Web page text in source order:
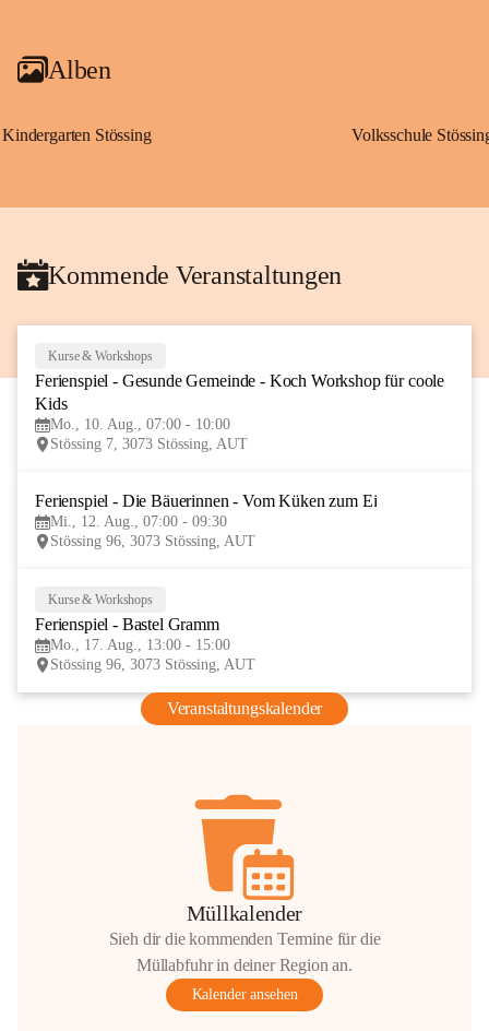
Alben
Kindergarten Stössing Volksschule
Kommende Veranstaltungen
AUG
Kurse & Workshops
Ferienspiel - Gesunde Gemeinde - Koch Workshop für coole
Kids
Mo., 10. Aug., 07:00 - 10:00
Stössing 7, 3073 Stössing, AUT
Ferienspiel - Die Bäuerinnen - Vom Küken zum Ei
Mi., 12. Aug., 07:00 - 09:30
Stössing 96, 3073 Stössing, AUT
Kurse & Workshops
Ferienspiel - Bastel Gramm
Mo., 17. Aug., 13:00 - 15:00
Stössing 96, 3073 Stössing, AUT
Veranstaltungskalender
Müllkalender
Sieh dir die kommenden Termine für die
Müllabfuhr in deiner Region an.
Kalender ansehen